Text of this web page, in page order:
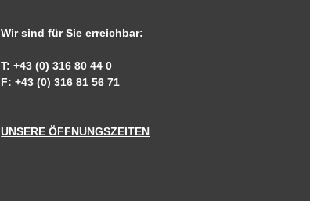
Wir sind für Sie erreichbar:
T: +43 (0) 316 80 44 0
F: +43 (0) 316 81 56 71
UNSERE ÖFFNUNGSZEITEN